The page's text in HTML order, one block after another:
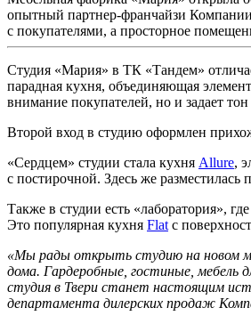
опытный партнер-франчайзи
с покупателями, а просторное
Студия «Мария» в ТК «Тандем»
парадная кухня, объединяющая
внимание покупателей, но и задает
Второй вход в студию оформлен
«Сердцем» студии стала кухня Allure,
с постирочной. Здесь же
Также в студии есть «лаборатория»,
Это популярная кухня Flat с
«Мы рады открыть студию на новом
дома. Гардеробные, гостиные, мебель
студия в Твери станет настоящим
департамента дилерских продаж